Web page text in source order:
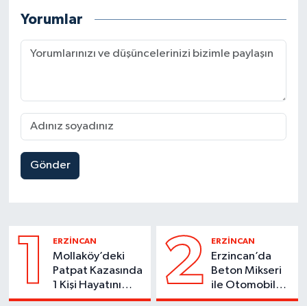
Yorumlar
Gönder
1 ERZİNCAN
Mollaköy’deki
Patpat Kazasında
1 Kişi Hayatını
Kaybetti
2 ERZİNCAN
Erzincan’da
Beton Mikseri
ile Otomobil
Çarpıştı